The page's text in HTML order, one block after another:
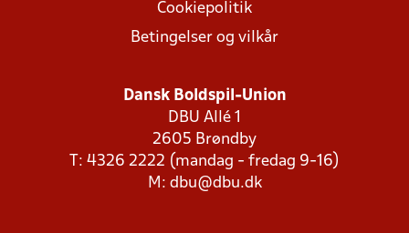
Cookiepolitik
Betingelser og vilkår
Dansk Boldspil-Union
DBU Allé 1
2605 Brøndby
T: 4326 2222 (mandag - fredag 9-16)
M: dbu@dbu.dk